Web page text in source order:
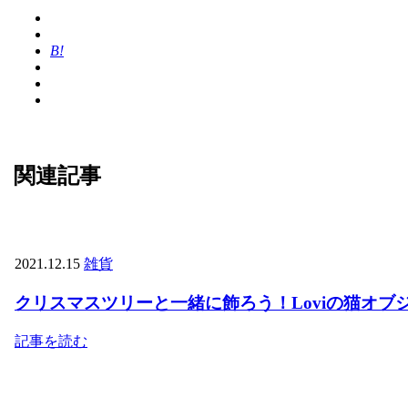
B!
関連記事
2021.12.15 雑貨
クリスマスツリーと一緒に飾ろう！Loviの猫オブ
記事を読む